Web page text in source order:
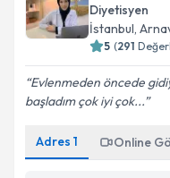
Diyetisyen
İstanbul,
5 (291
Evlenmeden öncede
başladım çok iyi çok...
Adres 1 Online